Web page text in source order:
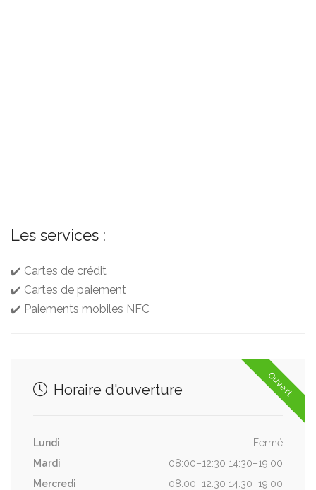
Les services :
✔️ Cartes de crédit
✔️ Cartes de paiement
✔️ Paiements mobiles NFC
Ouvert
Horaire d'ouverture
Lundi
Fermé
Mardi
08:00–12:30 14:30–19:00
Mercredi
08:00–12:30 14:30–19:00